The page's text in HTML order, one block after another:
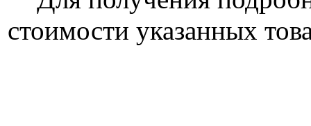
стоимости указанных